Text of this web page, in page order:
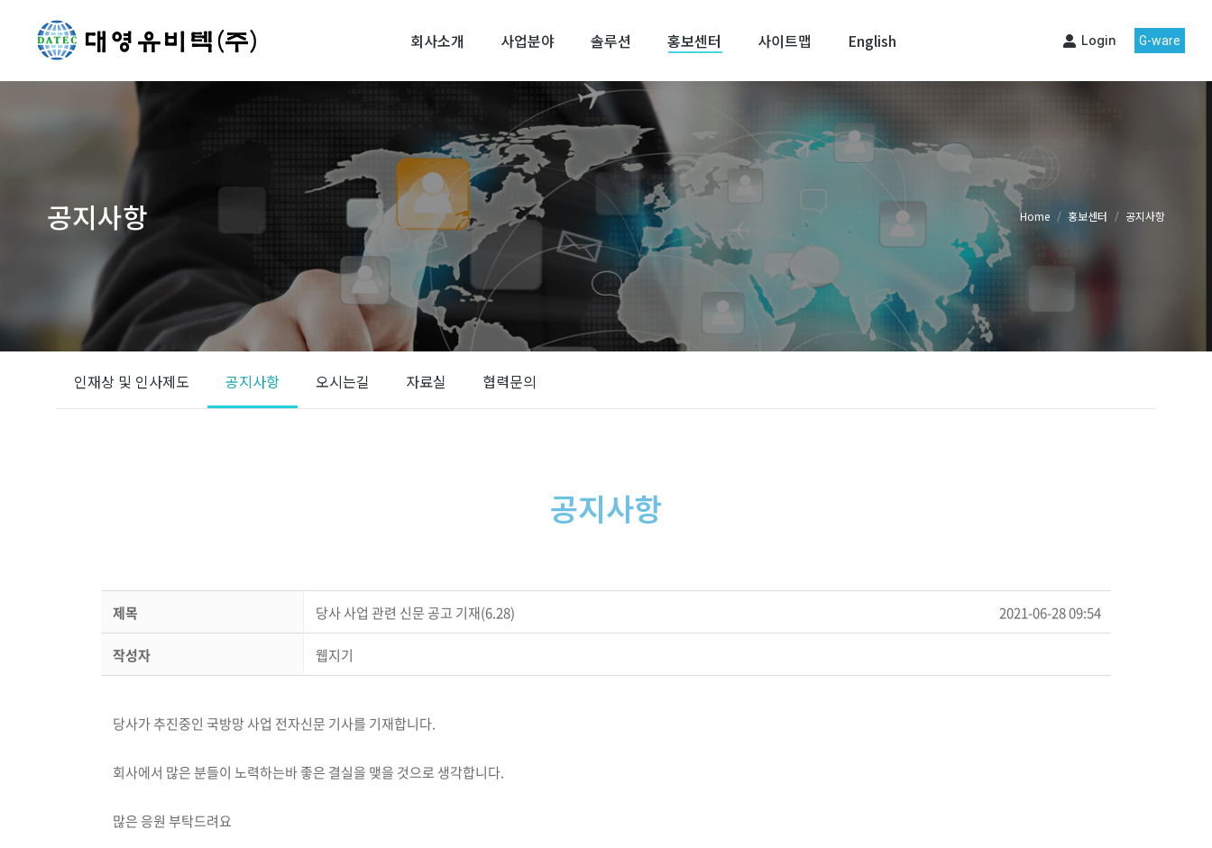
회사소개 사업분야 솔루션 홍보센터 사이트맵 English Login G-ware
공지사항
You are here: Home 홍보센터 공지사항
인재상 및 인사제도 공지사항 오시는길 자료실 협력문의
공지사항
제목 당사 사업 관련 신문 공고 기재(6.28) 2021-06-28 09:54
작성자 웹지기
당사가 추진중인 국방망 사업 전자신문 기사를 기재합니다.
회사에서 많은 분들이 노력하는바 좋은 결실을 맺을 것으로 생각합니다.
많은 응원 부탁드려요